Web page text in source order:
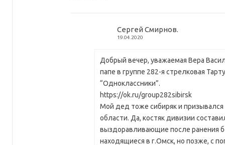
Сергей Смирнов.
19.04.2020
Добрый вечер, уважаемая Вера
папе в группе 282-я стрелковая
“Одноклассники”.
https://ok.ru/group282sibirsk
Мой дед тоже сибиряк и призывался
области. Да, костяк дивизии
выздоравливающие после ранения
находящиеся в г.Омск, но позже, с